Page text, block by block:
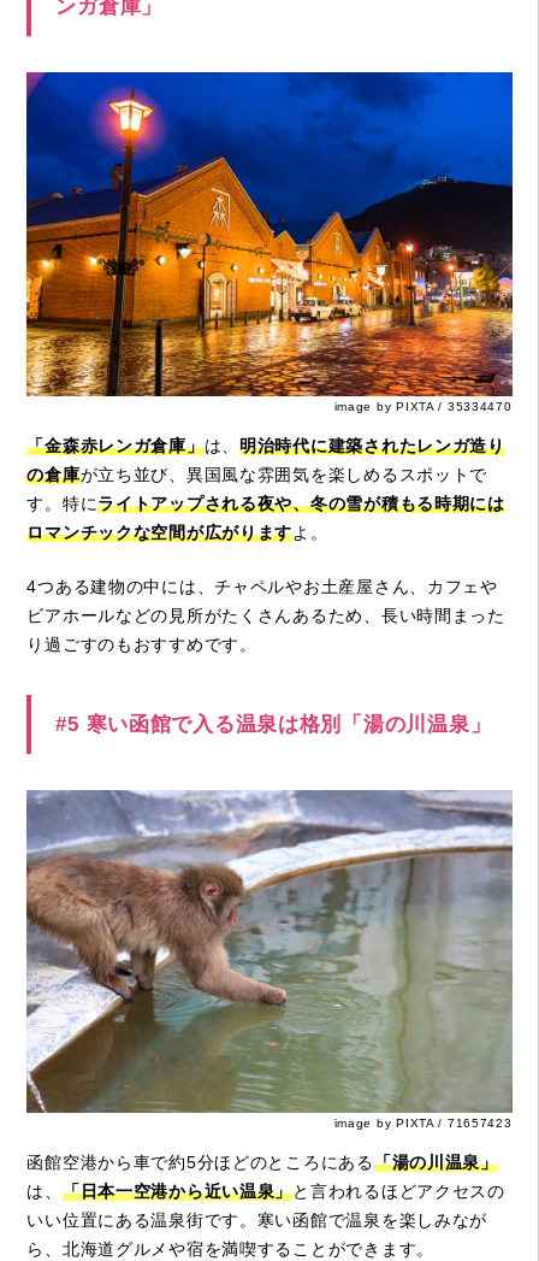
ンガ倉庫」
image by PIXTA / 35334470
「金森赤レンガ倉庫」は、明治時代に建築されたレンガ造り
の倉庫が立ち並び、異国風な雰囲気を楽しめるスポットで
す。特にライトアップされる夜や、冬の雪が積もる時期には
ロマンチックな空間が広がりますよ。
4つある建物の中には、チャペルやお土産屋さん、カフェや
ビアホールなどの見所がたくさんあるため、長い時間まった
り過ごすのもおすすめです。
#5 寒い函館で入る温泉は格別「湯の川温泉」
image by PIXTA / 71657423
函館空港から車で約5分ほどのところにある「湯の川温泉」
は、 「日本一空港から近い温泉」と言われるほどアクセスの
いい位置にある温泉街です。寒い函館で温泉を楽しみなが
ら、北海道グルメや宿を満喫することができます。